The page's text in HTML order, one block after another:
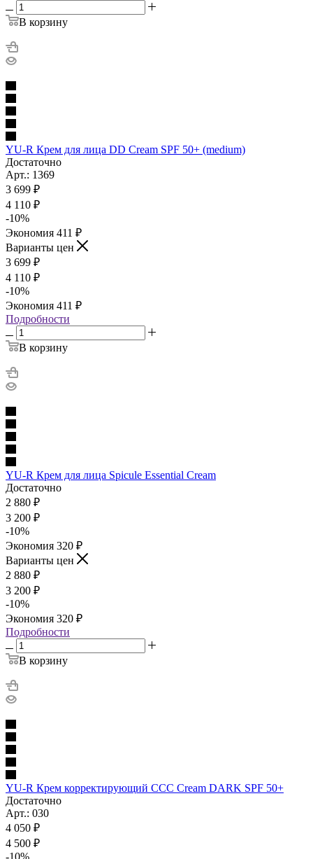
В корзину
YU-R Крем для лица DD Cream SPF 50+ (medium)
Достаточно
Арт.: 1369
3 699 ₽
4 110 ₽
-10%
Экономия 411 ₽
Варианты цен
3 699 ₽
4 110 ₽
-10%
Экономия 411 ₽
Подробности
В корзину
YU-R Крем для лица Spicule Essential Cream
Достаточно
2 880 ₽
3 200 ₽
-10%
Экономия 320 ₽
Варианты цен
2 880 ₽
3 200 ₽
-10%
Экономия 320 ₽
Подробности
В корзину
YU-R Крем корректирующий ССС Cream DARK SPF 50+
Достаточно
Арт.: 030
4 050 ₽
4 500 ₽
-10%